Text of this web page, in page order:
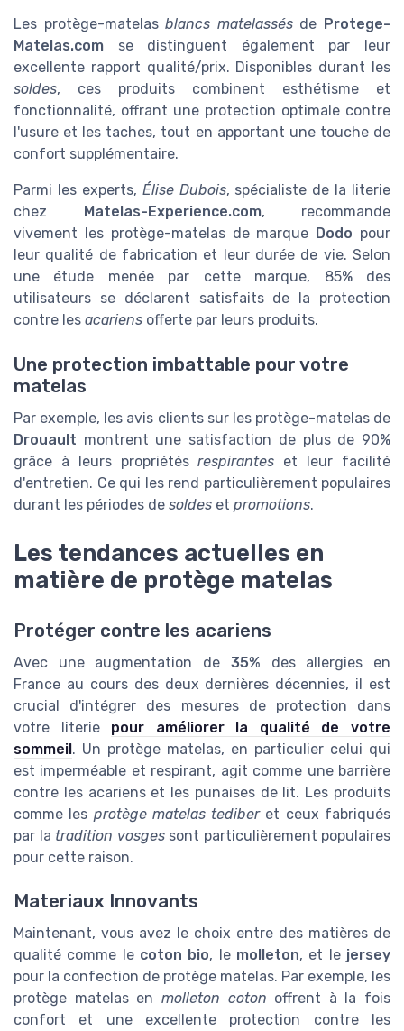
Les protège-matelasblancs matelassésde Protege-
Matelas.com se distinguent également par leur
excellente rapport qualité/prix. Disponibles durant les
soldes, ces produits combinent esthétisme et
fonctionnalité, offrant une protection optimale contre
l'usure et les taches, tout en apportant une touche de
confort supplémentaire.
Parmi les experts, Élise Dubois, spécialiste de la literie
chez
Matelas-Experience.com, recommande
vivement les protège-matelas de marque Dodo pour
leur qualité de fabrication et leur durée de vie. Selon
une étude menée par cette marque, 85% des
utilisateurs se déclarent satisfaits de la protection
contre les acariens offerte par leurs produits.
Une protection imbattable pour votre
matelas
Par exemple, les avis clients sur les protège-matelas de
Drouault montrent une satisfaction de plus de 90%
grâce à leurs propriétésrespirantes et leur facilité
d'entretien. Ce qui les rend particulièrement populaires
durant les périodes de soldes et promotions.
Les tendances actuelles en
matière de protège matelas
Protéger contre les acariens
Avec une augmentation de 35% des allergies en
France au cours des deux dernières décennies, il est
crucial d'intégrer des mesures de protection dans
votre literie pour améliorer la qualité de votre
sommeil. Un protège matelas, en particulier celui qui
est imperméable et respirant, agit comme une barrière
contre les acariens et les punaises de lit. Les produits
comme les protège matelas tediberet ceux fabriqués
par la tradition vosgessont particulièrement populaires
pour cette raison.
Materiaux Innovants
Maintenant, vous avez le choix entre des matières de
qualité comme le coton bio, le molleton, et le jersey
pour la confection de protège matelas. Par exemple, les
protège matelas en molleton coton offrent à la fois
confort et une excellente protection contre les